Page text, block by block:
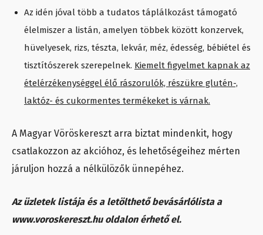
Az idén jóval több a tudatos táplálkozást támogató
élelmiszer a listán, amelyen többek között konzervek,
hüvelyesek, rizs, tészta, lekvár, méz, édesség, bébiétel és
tisztítószerek szerepelnek. Kiemelt figyelmet kapnak az
ételérzékenységgel élő rászorulók, részükre glutén-,
laktóz- és cukormentes termékeket is várnak.
A Magyar Vöröskereszt arra biztat mindenkit, hogy
csatlakozzon az akcióhoz, és lehetőségeihez mérten
járuljon hozzá a nélkülözők ünnepéhez.
Az üzletek listája és a letölthető bevásárlólista a
www.voroskereszt.hu oldalon érhető el.